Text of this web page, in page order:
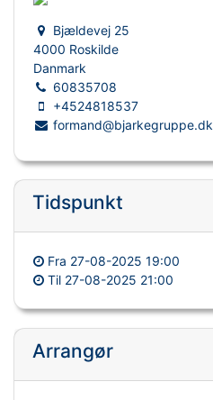
Bjældevej 25
4000 Roskilde
Danmark
60835708
+4524818537
formand@bjarkegruppe.dk
Tidspunkt
Fra 27-08-2025 19:00
Til 27-08-2025 21:00
Arrangør